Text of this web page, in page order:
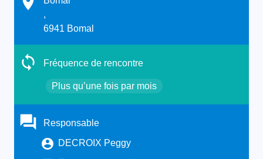
,
6941 Bomal
Fréquence de rencontre
Plus qu’une fois par mois
Responsable
DECROIX Peggy